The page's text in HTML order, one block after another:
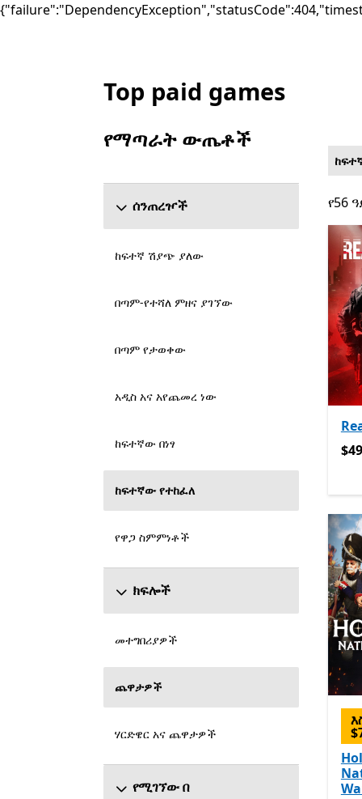
List Microsoft.com
Top paid games
የማጣራት ውጤቶች
ሰንጠረዦች
ከፍተኛ ሽያጭ ያለው
በጣም-የተሻለ ምዘና ያገኘው
በጣም የታወቀው
አዲስ አና አየጨመረ ነው
ከፍተኛው በነፃ
ከፍተኛው የተከፈለ
የዋጋ ስምምነቶች
ክፍሎች
መተግበሪያዎች
ጨዋታዎች
ሃርድዌር አና ጨዋታዎች
የሚገኘው በ
የ56
የ56